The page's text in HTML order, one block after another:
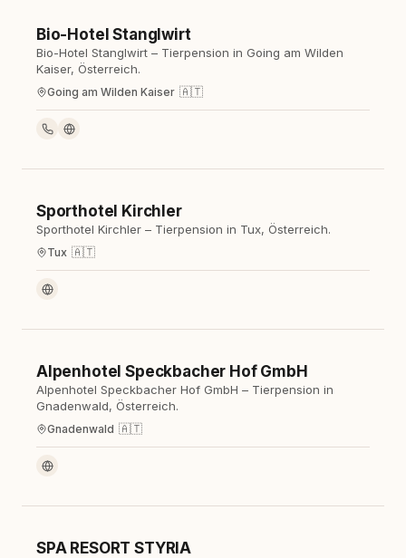
Bio-Hotel Stanglwirt
Bio-Hotel Stanglwirt – Tierpension in Going am Wilden
Kaiser, Österreich.
Going am Wilden Kaiser 🇦🇹
Sporthotel Kirchler
Sporthotel Kirchler – Tierpension in Tux, Österreich.
Tux 🇦🇹
Alpenhotel Speckbacher Hof GmbH
Alpenhotel Speckbacher Hof GmbH – Tierpension in
Gnadenwald, Österreich.
Gnadenwald 🇦🇹
SPA RESORT STYRIA